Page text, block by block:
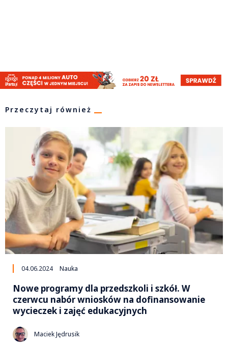
Przeczytaj również
04.06.2024 Nauka
Nowe programy dla przedszkoli i szkół. W
czerwcu nabór wniosków na dofinansowanie
wycieczek i zajęć edukacyjnych
Maciek Jędrusik